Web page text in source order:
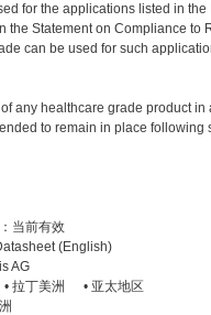
for the applications listed in
the Statement on Compliance
can be used for such
any healthcare grade product
to remain in place following
当前有效
(English)
AG
• 拉丁美洲
• 亚太地区